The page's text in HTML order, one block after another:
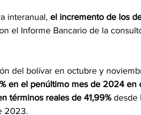
interanual, el incremento de los
el Informe Bancario de la
del bolívar en octubre y
en el penúltimo mes de 2024 en
términos reales de 41,99% desde
2023.